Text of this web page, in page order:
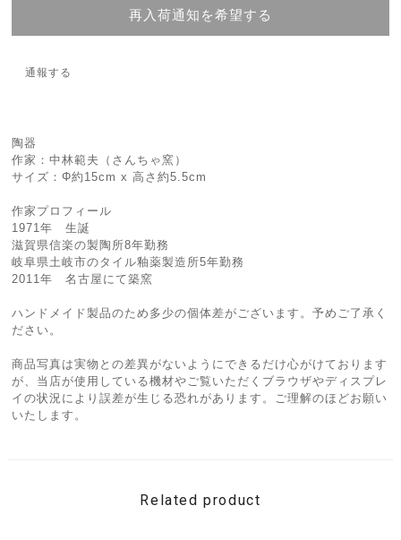
再入荷通知を希望する
通報する
陶器
作家：中林範夫（さんちゃ窯）
サイズ：Φ約15cm x 高さ約5.5cm
作家プロフィール
1971年 生誕
滋賀県信楽の製陶所8年勤務
岐阜県土岐市のタイル釉薬製造所5年勤務
2011年 名古屋にて築窯
ハンドメイド製品のため多少の個体差がございます。予めご了承く
ださい。
商品写真は実物との差異がないようにできるだけ心がけております
が、当店が使用している機材やご覧いただくブラウザやディスプレ
イの状況により誤差が生じる恐れがあります。ご理解のほどお願い
いたします。
Related product